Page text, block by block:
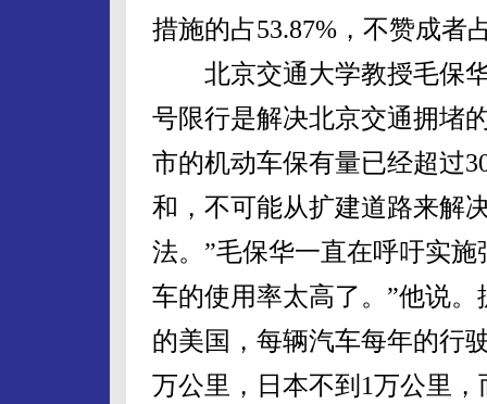
措施的占53.87%，不赞成者
北京交通大学教授毛保华
号限行是解决北京交通拥堵
市的机动车保有量已经超过
和，不可能从扩建道路来解
法。”毛保华一直在呼吁实
车的使用率太高了。”他说
的美国，每辆汽车每年的行
万公里，日本不到1万公里